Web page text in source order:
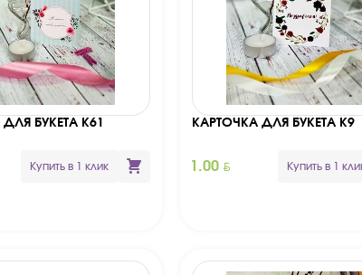
БУКЕТА К61
Купить в 1 клик
КАРТОЧКА ДЛЯ БУКЕТА К9
1.00 BYN Купить в 1